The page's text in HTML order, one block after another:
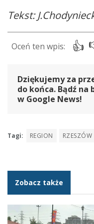
Tekst:
Dziękujemy za
do końca. Bądź na
w Google News!
Tagi: REGION RZESZÓW
Zobacz także